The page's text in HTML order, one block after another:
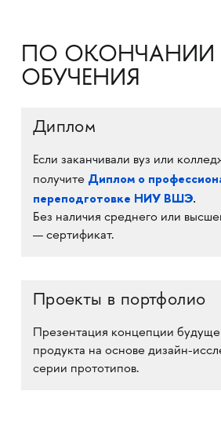
ПО ОКОНЧАНИИ
ОБУЧЕНИЯ
Диплом
Если заканчивали вуз или
получите Диплом о
переподготовке НИУ ВШЭ.
Без наличия среднего или
— сертификат.
Проекты в портфолио
Презентация концепции
продукта на основе дизайн-
серии прототипов.